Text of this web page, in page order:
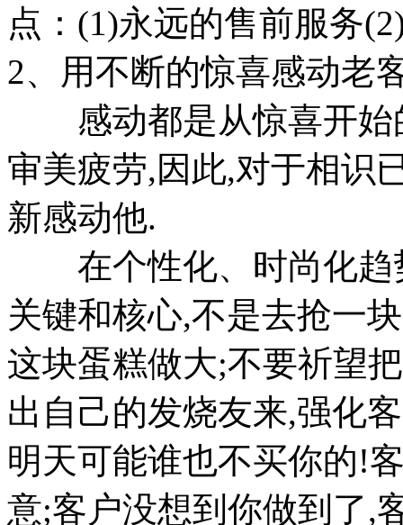
点：(1)永远的售前服务
2、用不断的惊喜感动老
感动都是从惊喜开始
审美疲劳,因此,对于相识
新感动他.
在个性化、时尚化趋
关键和核心,不是去抢一
这块蛋糕做大;不要祈望
出自己的发烧友来,强化
明天可能谁也不买你的!
意;客户没想到你做到了,